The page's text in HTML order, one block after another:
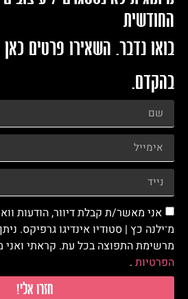
החודשית
בואו נדבר. השאירו פרטים כאן
בהקדם.
אני מאשר/ת קבלת דיוור, הודעות
מ־ילנה כץ | סטודיו אינדיגו גרפיקס.
מרשימת התפוצה בכל עת. קראתי ואני
הפרטיות .
חזרו אלי!